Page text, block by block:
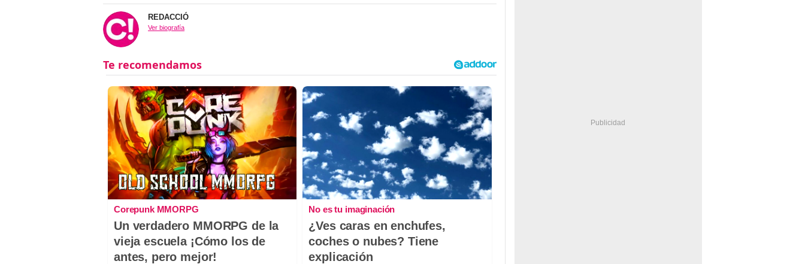
REDACCIÓ
Ver biografía
Corepunk MMORPG
Un verdadero MMORPG de la
vieja escuela ¡Cómo los de
antes, pero mejor!
No es tu imaginación
¿Ves caras en enchufes,
coches o nubes? Tiene
explicación